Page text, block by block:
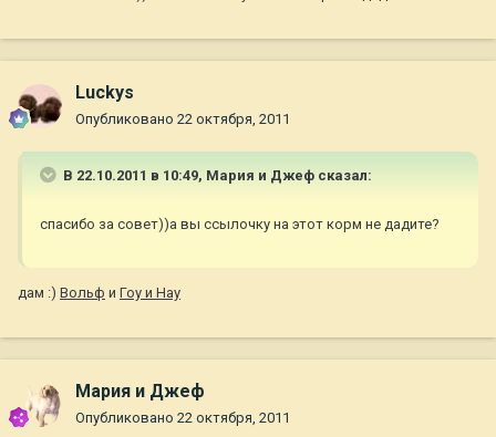
Luckys
Опубликовано 22 октября, 2011
В 22.10.2011 в 10:49, Мария и Джеф сказал:
спасибо за совет))а вы ссылочку на этот корм не дадите?
дам :) Вольф и Гоу и Нау
Мария и Джеф
Опубликовано 22 октября, 2011